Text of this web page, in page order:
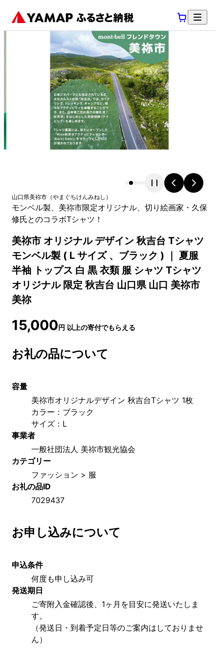
山口県美祢市 （やまぐちけんみねし ）
モンベル製、美祢市限定オリジナル、切り絵画家・久保
修氏とのコラボTシャツ！
美祢市 オリジナル デザイン 秋吉台 Tシャツ
モンベル製 ( L サイズ 、ブラック ) ｜ 夏服
半袖 トップス 白 黒 衣類 服 シャツ Tシャツ
オリジナル 限定 秋吉台 山口県 山口 美祢市
美祢
15,000円 以上の寄付でもらえる
お礼の品について
容量
美祢市オリジナルデザイン 秋吉台Tシャツ 1枚
カラー：ブラック
サイズ：L
事業者
一般社団法人 美祢市観光協会
カテゴリー
ファッション > 服
お礼の品ID
7029437
お申し込みについて
申込条件
何度も申し込み可
発送期日
ご寄附入金確認後、1ヶ月を目安に発送いたしま
す。
（発送日・到着予定日等のご案内はしておりませ
ん）